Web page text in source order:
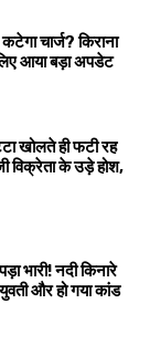
चार्ज? किराना
आया बड़ा अपडेट
खोलते ही फटी रह
विक्रेता के उड़े होश,
भारी! नदी किनारे
और हो गया कांड